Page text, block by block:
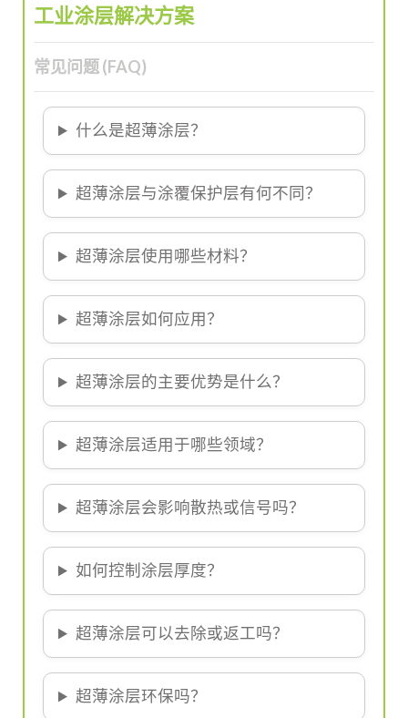
工业涂层解决方案
常见问题 (FAQ)
什么是超薄涂层？
超薄涂层与涂覆保护层有何不同？
超薄涂层使用哪些材料？
超薄涂层如何应用？
超薄涂层的主要优势是什么？
超薄涂层适用于哪些领域？
超薄涂层会影响散热或信号吗？
如何控制涂层厚度？
超薄涂层可以去除或返工吗？
超薄涂层环保吗？